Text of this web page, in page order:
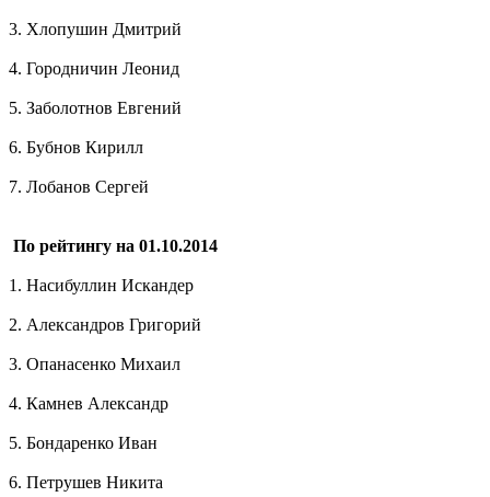
3. Хлопушин Дмитрий
4. Городничин Леонид
5. Заболотнов Евгений
6. Бубнов Кирилл
7. Лобанов Сергей
По рейтингу на 01.10.2014
1. Насибуллин Искандер
2. Александров Григорий
3. Опанасенко Михаил
4. Камнев Александр
5. Бондаренко Иван
6. Петрушев Никита